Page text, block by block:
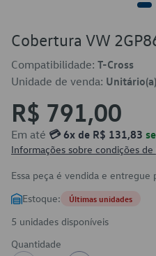
Cobertura VW
Compatibilidade: T-Cross
Unidade de venda: Unitário(a)
R$ 791,00
Em até 💳 6x de R$ 131,83
Informações sobre condições
Essa peça é vendida e entregue
Estoque: Últimas unidades
5 unidades disponíveis
Quantidade